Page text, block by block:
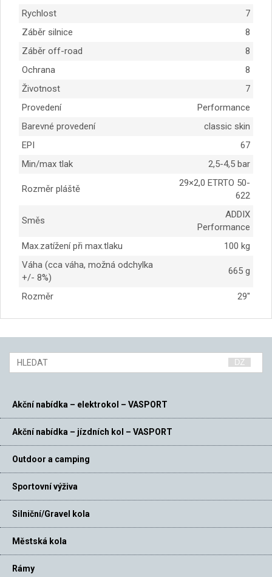
Rychlost
7
Záběr silnice
8
Záběr off-road
8
Ochrana
8
Životnost
7
Provedení
Performance
Barevné provedení
classic skin
EPI
67
Min/max tlak
2,5-4,5 bar
Rozměr pláště
29×2,0 ETRTO 50-
622
Směs
ADDIX
Performance
Max.zatížení při max.tlaku
100 kg
Váha (cca váha, možná odchylka
+/- 8%)
665 g
Rozměr 29″
Akční nabídka – elektrokol – VASPORT
Akční nabídka – jízdních kol – VASPORT
Outdoor a camping
Sportovní výživa
Silniční/Gravel kola
Městská kola
Rámy